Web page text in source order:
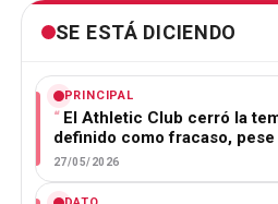
SE ESTÁ DICIENDO
PRINCIPAL
El Athletic Club cerró la
definido como fracaso,
27/05/2026